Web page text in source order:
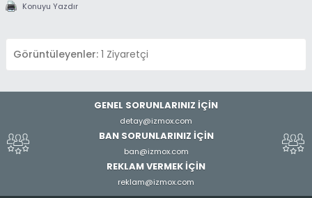
Konuyu Yazdır
Görüntüleyenler: 1 Ziyaretçi
GENEL SORUNLARINIZ İÇİN
detay@izmox.com
BAN SORUNLARINIZ İÇİN
ban@izmox.com
REKLAM VERMEK İÇİN
reklam@izmox.com